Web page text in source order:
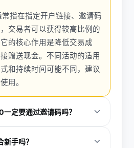
指在指定开户链接、邀请码
交易者可以获得较高比例的
的核心作用是降低交易成
赠送现金。不同活动的适用
和持续时间可能不同，建议
用。
定要通过邀请码吗？
统才会记录返佣关系。如果先
手吗？